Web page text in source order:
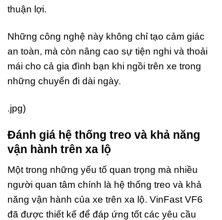
thuận lợi.
Những công nghệ này không chỉ tạo cảm giác
an toàn, mà còn nâng cao sự tiện nghi và thoải
mái cho cả gia đình bạn khi ngồi trên xe trong
những chuyến đi dài ngày.
.jpg)
Đánh giá hệ thống treo và khả năng
vận hành trên xa lộ
Một trong những yếu tố quan trọng mà nhiều
người quan tâm chính là hệ thống treo và khả
năng vận hành của xe trên xa lộ. VinFast VF6
đã được thiết kế để đáp ứng tốt các yêu cầu